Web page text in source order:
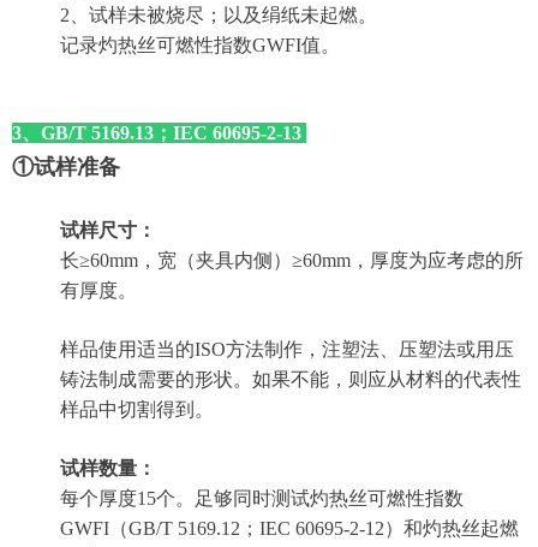
2、试样未被烧尽；以及绢纸未起燃。
记录灼热丝可燃性指数GWFI值。
3、GB/T 5169.13；IEC 60695-2-13
①试样准备
试样尺寸：
长≥60mm，宽（夹具内侧） ≥60mm，厚度为应考虑的所
有厚度。
样品使用适当的ISO方法制作，注塑法、压塑法或用压
铸法制成需要的形状。如果不能，则应从材料的代表性
样品中切割得到。
试样数量：
每个厚度15个。足够同时测试灼热丝可燃性指数
GWFI（GB/T 5169.12；IEC 60695-2-12）和灼热丝起燃